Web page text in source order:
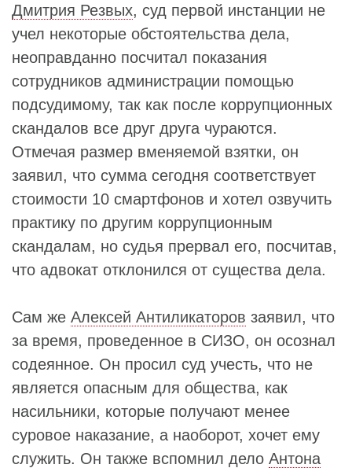
Дмитрия Резвых, суд первой инстанции не
учел некоторые обстоятельства дела,
неоправданно посчитал показания
сотрудников администрации помощью
подсудимому, так как после коррупционных
скандалов все друг друга чураются.
Отмечая размер вменяемой взятки, он
заявил, что сумма сегодня соответствует
стоимости 10 смартфонов и хотел озвучить
практику по другим коррупционным
скандалам, но судья прервал его, посчитав,
что адвокат отклонился от существа дела.
Сам же Алексей Антиликаторов заявил, что
за время, проведенное в СИЗО, он осознал
содеянное. Он просил суд учесть, что не
является опасным для общества, как
насильники, которые получают менее
суровое наказание, а наоборот, хочет ему
служить. Он также вспомнил дело Антона